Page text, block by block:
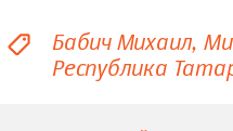
Бабич Михаил
Республика